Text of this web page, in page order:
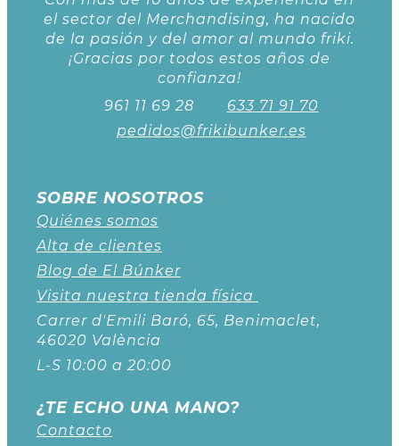
el sector del Merchandising, ha nacido
de la pasión y del amor al mundo friki.
¡Gracias por todos estos años de
confianza!
961 11 69 28
633 71 91 70
pedidos@frikibunker.es
SOBRE NOSOTROS
Quiénes somos
Alta de clientes
Blog de El Búnker
Visita nuestra tienda física
Carrer d'Emili Baró, 65, Benimaclet,
46020 València
L-S 10:00 a 20:00
¿TE ECHO UNA MANO?
Contacto